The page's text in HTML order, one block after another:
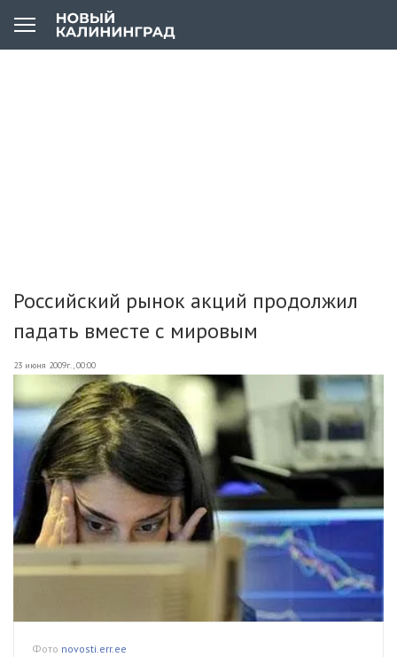
Российский рынок акций продолжил
падать вместе с мировым
23 июня 2009г., 00:00
Фото novosti.err.ee